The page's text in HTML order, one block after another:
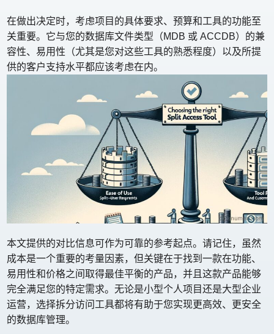
在做出决定时，考虑项目的具体要求、预算和工具的功能至
关重要。它与您的数据库文件类型（MDB 或 ACCDB）的兼
容性、易用性（尤其是您对这些工具的熟悉程度）以及所提
供的客户支持水平都应该考虑在内。
本文提供的对比信息可作为可靠的参考起点。请记住，虽然
成本是一个重要的考量因素，但关键在于找到一款在功能、
易用性和价格之间取得最佳平衡的产品，并且这款产品能够
完全满足您的特定需求。无论是小型个人项目还是大型企业
运营，选择拆分访问工具都将有助于您实现更高效、更安全
的数据库管理。